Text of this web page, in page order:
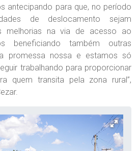
antecipando para que, no período
de deslocamento sejam
melhorias na via de acesso ao
beneficiando também outras
promessa nossa e estamos só
trabalhando para proporcionar
quem transita pela zona rural”,